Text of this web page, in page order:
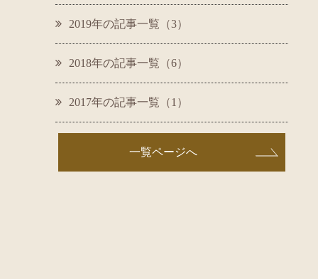
2019年の記事一覧（3）
2018年の記事一覧（6）
2017年の記事一覧（1）
一覧ページへ